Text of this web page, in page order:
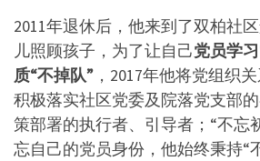
2011年退休后，他来到了双柏社
儿照顾孩子，为了让自己党员学
质“不掉队” ，2017年他将党组织
积极落实社区党委及院落党支部
策部署的执行者、引导者；“不忘
忘自己的党员身份，他始终秉持“